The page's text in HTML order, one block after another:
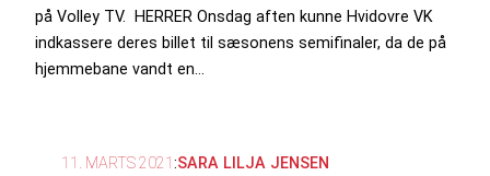
på Volley TV. HERRER Onsdag aften kunne Hvidovre VK
indkassere deres billet til sæsonens semifinaler, da de på
hjemmebane vandt en…
11. MARTS 2021 :SARA LILJA JENSEN